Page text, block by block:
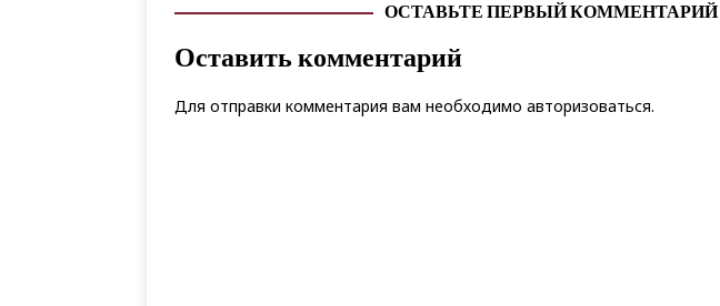
ОСТАВЬТЕ ПЕРВЫЙ КОММЕНТАРИЙ
Оставить комментарий
Для отправки комментария вам необходимо авторизоваться.